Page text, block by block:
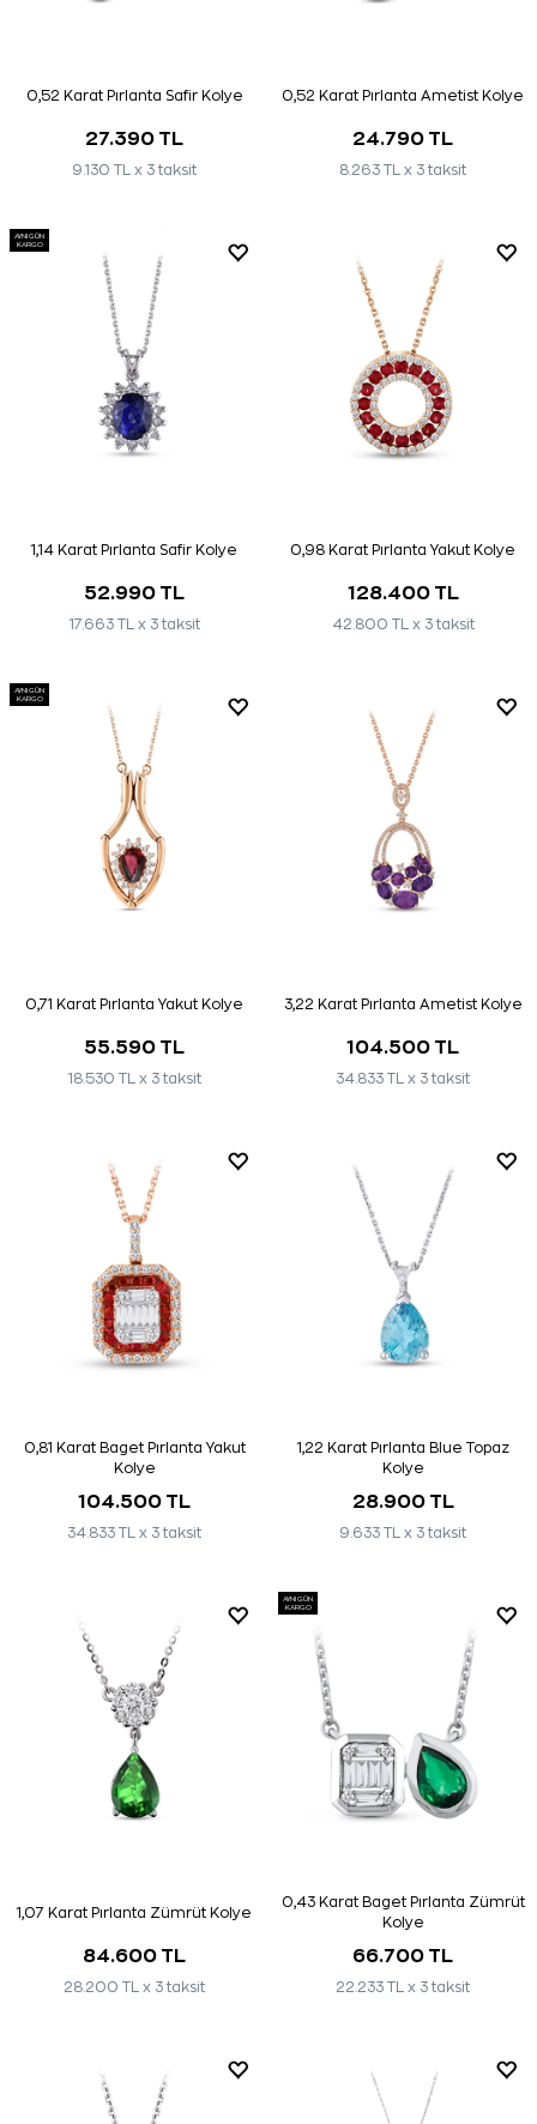
0,52 Karat Pırlanta Safir Kolye
27.390 TL
9.130 TL x 3 taksit
0,52 Karat Pırlanta Ametist Kolye
24.790 TL
8.263 TL x 3 taksit
AYNI GÜN
KARGO
1,14 Karat Pırlanta Safir Kolye
52.990 TL
17.663 TL x 3 taksit
0,98 Karat Pırlanta Yakut Kolye
128.400 TL
42.800 TL x 3 taksit
AYNI GÜN
KARGO
0,71 Karat Pırlanta Yakut Kolye
55.590 TL
18.530 TL x 3 taksit
3,22 Karat Pırlanta Ametist Kolye
104.500 TL
34.833 TL x 3 taksit
0,81 Karat Baget Pırlanta Yakut
Kolye
104.500 TL
34.833 TL x 3 taksit
1,22 Karat Pırlanta Blue Topaz
Kolye
28.900 TL
9.633 TL x 3 taksit
1,07 Karat Pırlanta Zümrüt Kolye
84.600 TL
28.200 TL x 3 taksit
AYNI GÜN
KARGO
0,43 Karat Baget Pırlanta Zümrüt
Kolye
66.700 TL
22.233 TL x 3 taksit